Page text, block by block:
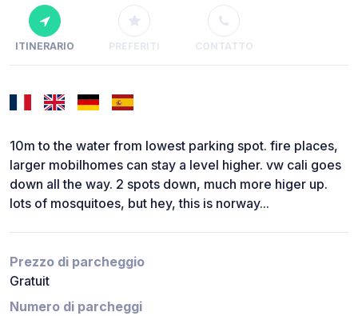
ITINERARIO PREFERITI CONTATTO
10m to the water from lowest parking spot. fire places,
larger mobilhomes can stay a level higher. vw cali goes
down all the way. 2 spots down, much more higer up.
lots of mosquitoes, but hey, this is norway...
Prezzo di parcheggio
Gratuit
Numero di parcheggi